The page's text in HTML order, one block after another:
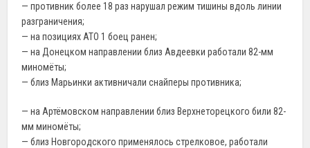
— противник более 18 раз нарушал режим тишины вдоль линии
разграничения;
— на позициях АТО 1 боец ранен;
— на Донецком направлении близ Авдеевки работали 82-мм
миномёты;
— близ Марьинки активничали снайперы противника;
— на Артёмовском направлении близ Верхнеторецкого били 82-
мм миномёты;
— близ Новгородского применялось стрелковое, работали